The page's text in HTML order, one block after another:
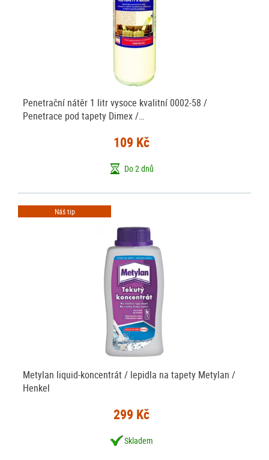
Penetrační nátěr 1 litr vysoce kvalitní 0002-58 /
Penetrace pod tapety Dimex /…
109 Kč
Do 2 dnů
Náš tip
Metylan liquid-koncentrát / lepidla na tapety Metylan /
Henkel
299 Kč
Skladem